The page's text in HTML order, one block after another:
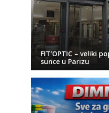
FIT’OPTIC – veliki
sunce u Parizu